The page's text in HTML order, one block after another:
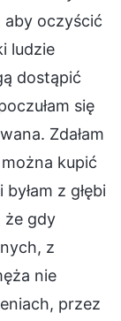
aby oczyścić
ludzie
dostąpić
się
Zdałam
kupić
z głębi
że gdy
z
nie
przez